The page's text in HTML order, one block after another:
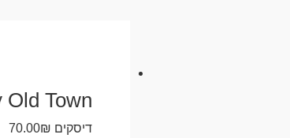
Town
דיסקים 70.00₪